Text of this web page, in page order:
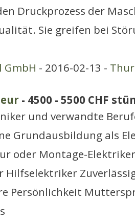
Druckprozess der
Sie greifen bei
GmbH - 2016-02-13 -
- 4500 - 5500 CHF
und verwandte
Grundausbildung als
oder Montage-
Hilfselektriker
Persönlichkeit